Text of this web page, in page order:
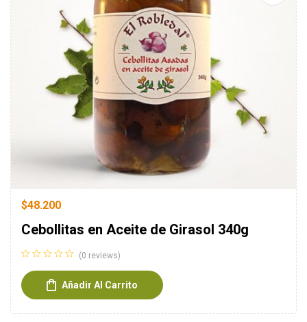
$48.200
Cebollitas en Aceite de Girasol 340g
(0 reviews)
Añadir Al Carrito